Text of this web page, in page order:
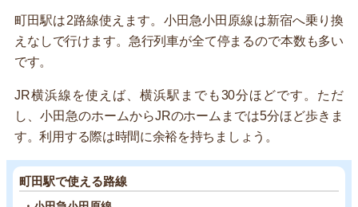
町田駅は2路線使えます。小田急小田原線は新宿へ乗り換
えなしで行けます。急行列車が全て停まるので本数も多い
です。
JR横浜線を使えば、横浜駅までも30分ほどです。ただ
し、小田急のホームからJRのホームまでは5分ほど歩きま
す。利用する際は時間に余裕を持ちましょう。
町田駅で使える路線